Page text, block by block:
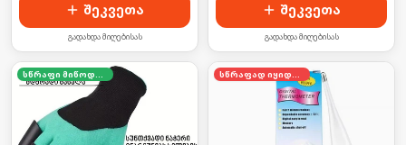
შეკვეთა
გადახდა მიღებისას
შეკვეთა
გადახდა მიღებისას
სწრაფი მიწოდება სწრაფად იყიდება